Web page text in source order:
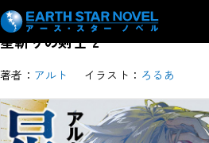
星斬りの剣士 2
著者： アルト イラスト： ろるあ